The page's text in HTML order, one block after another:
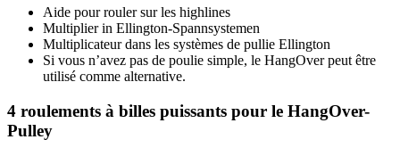
Aide pour rouler sur les highlines
Multiplier in Ellington-Spannsystemen
Multiplicateur dans les systèmes de pullie Ellington
Si vous n’avez pas de poulie simple, le HangOver peut être
utilisé comme alternative.
4 roulements à billes puissants pour le HangOver-
Pulley